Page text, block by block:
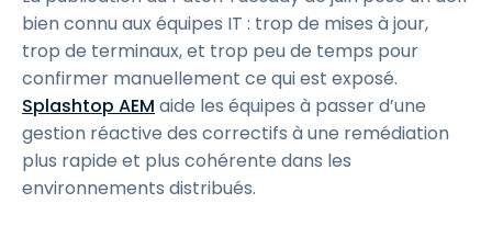
bien connu aux équipes IT : trop de mises à jour,
trop de terminaux, et trop peu de temps pour
confirmer manuellement ce qui est exposé.
Splashtop AEM aide les équipes à passer d’une
gestion réactive des correctifs à une remédiation
plus rapide et plus cohérente dans les
environnements distribués.